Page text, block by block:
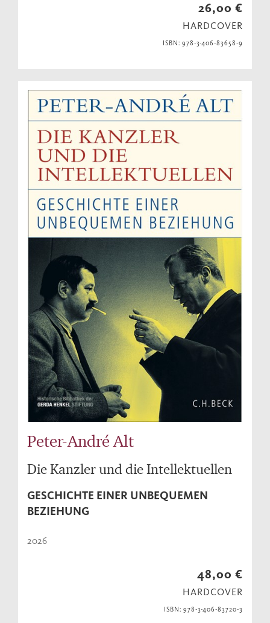
26,00 €
HARDCOVER
ISBN: 978-3-406-83658-9
Peter-André Alt
Die Kanzler und die Intellektuellen
GESCHICHTE EINER UNBEQUEMEN
BEZIEHUNG
2026
48,00 €
HARDCOVER
ISBN: 978-3-406-83720-3